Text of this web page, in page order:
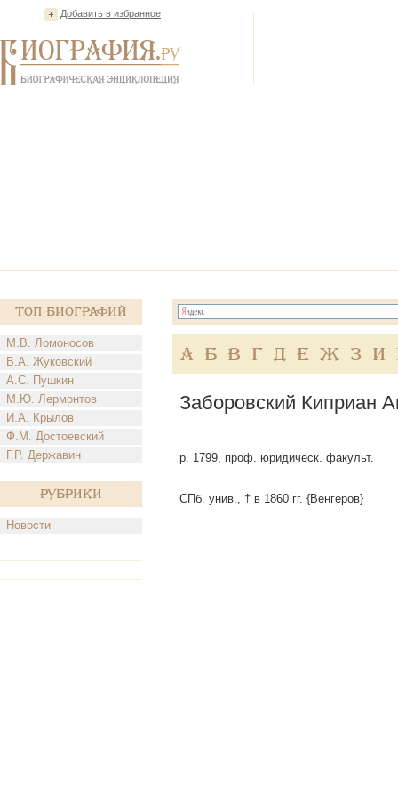
Добавить в избранное
Топ Биографий
М.В. Ломоносов
В.А. Жуковский
А.С. Пушкин
М.Ю. Лермонтов
И.А. Крылов
Ф.М. Достоевский
Г.Р. Державин
Рубрики
Новости
А Б В Г Д Е Ж З И
Заборовский Киприан
р. 1799, проф. юридическ. факульт.
СПб. унив., † в 1860 гг. {Венгеров}